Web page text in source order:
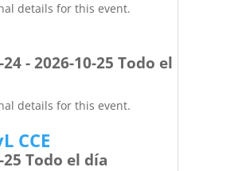
details for this event.
- 2026-10-25 Todo el
details for this event.
CCE
25 Todo el día